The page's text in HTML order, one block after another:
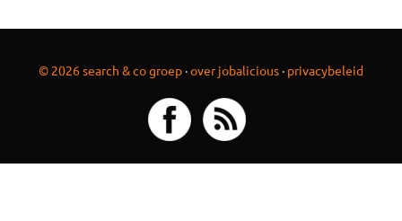
© 2026 search & co groep ·over jobalicious · privacybeleid